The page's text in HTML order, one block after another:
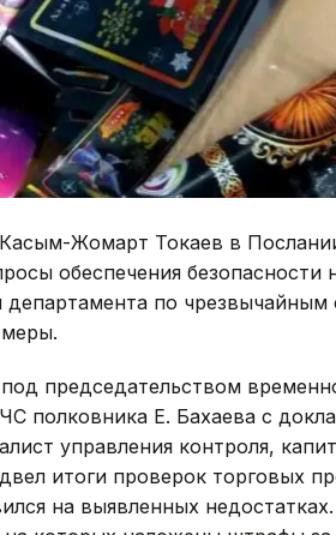
Жомарт Токаев в
обеспечения
департамента по
председательством
полковника Е. Бахаева с
управления контроля,
итоги проверок торговых
на выявленных